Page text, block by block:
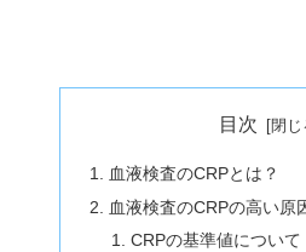
目次
血液検査のCRPとは？
血液検査のCRPの高い原
CRPの基準値について